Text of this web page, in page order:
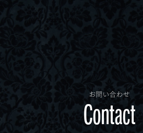
お問い合わせ
Contact